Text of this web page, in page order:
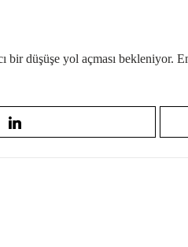
bir düşüşe yol açması